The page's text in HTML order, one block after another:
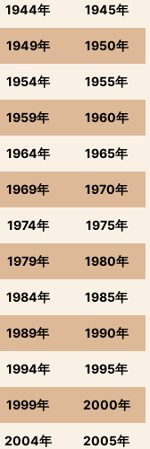
1944年 1945年
1949年 1950年
1954年 1955年
1959年 1960年
1964年 1965年
1969年 1970年
1974年 1975年
1979年 1980年
1984年 1985年
1989年 1990年
1994年 1995年
1999年 2000年
2004年 2005年